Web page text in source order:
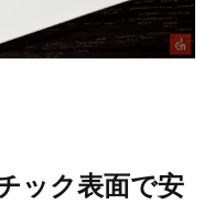
ック表面で安